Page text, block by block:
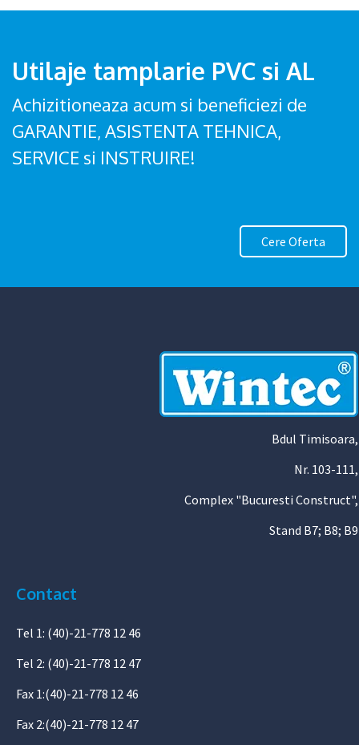
Utilaje tamplarie PVC si AL
Achizitioneaza acum si beneficiezi de
GARANTIE, ASISTENTA TEHNICA,
SERVICE si INSTRUIRE!
Cere Oferta
Bdul Timisoara,
Nr. 103-111,
Complex "Bucuresti Construct",
Stand B7; B8; B9
Contact
Tel 1: (40)-21-778 12 46
Tel 2: (40)-21-778 12 47
Fax 1:(40)-21-778 12 46
Fax 2:(40)-21-778 12 47